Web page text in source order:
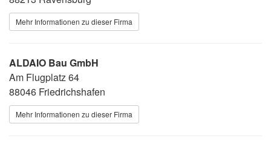
Mehr Informationen zu dieser Firma
ALDAIO Bau GmbH
Am Flugplatz 64
88046 Friedrichshafen
Mehr Informationen zu dieser Firma